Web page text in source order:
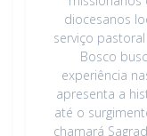
diocesanos
serviço
Bosco
experiência
apresenta a
até o
chamará